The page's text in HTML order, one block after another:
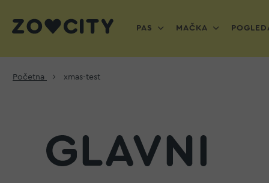
PAS MAČKA
Početna xmas-test